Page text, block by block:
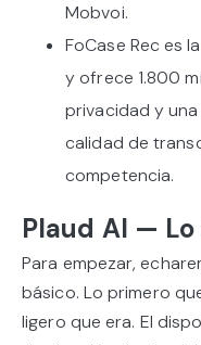
Mobvoi.
FoCase Rec es
y ofrece 1.800
privacidad y
calidad de
competencia.
Plaud AI —
Para empezar,
básico. Lo primero
ligero que era. El